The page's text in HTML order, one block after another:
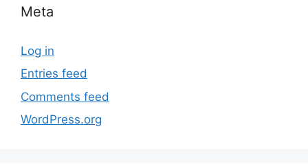
Meta
Log in
Entries feed
Comments feed
WordPress.org